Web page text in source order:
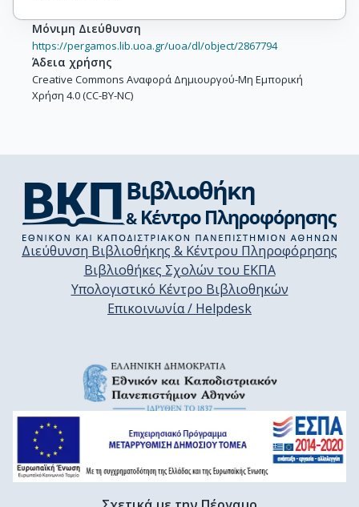
Μόνιμη Διεύθυνση
https://pergamos.lib.uoa.gr/uoa/dl/object/2867794
Άδεια χρήσης
Creative Commons Αναφορά Δημιουργού-Μη Εμπορική
Χρήση 4.0 (CC-BY-NC)
Διεύθυνση Βιβλιοθήκης & Κέντρου Πληροφόρησης
Βιβλιοθήκες Σχολών του ΕΚΠΑ
Υπολογιστικό Κέντρο Βιβλιοθηκών
Επικοινωνία / Helpdesk